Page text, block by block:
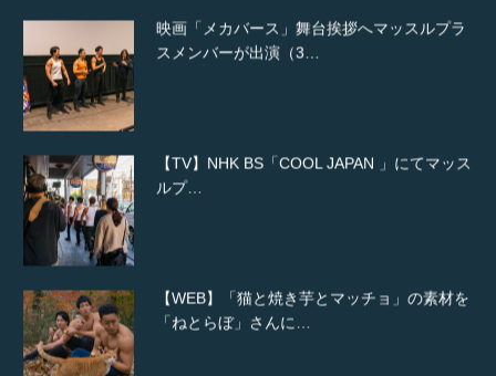
映画「メカバース」舞台挨拶へマッスルプラ
スメンバーが出演（3…
【TV】NHK BS「COOL JAPAN 」にてマッス
ルプ…
【WEB】「猫と焼き芋とマッチョ」の素材を
「ねとらぼ」さんに…